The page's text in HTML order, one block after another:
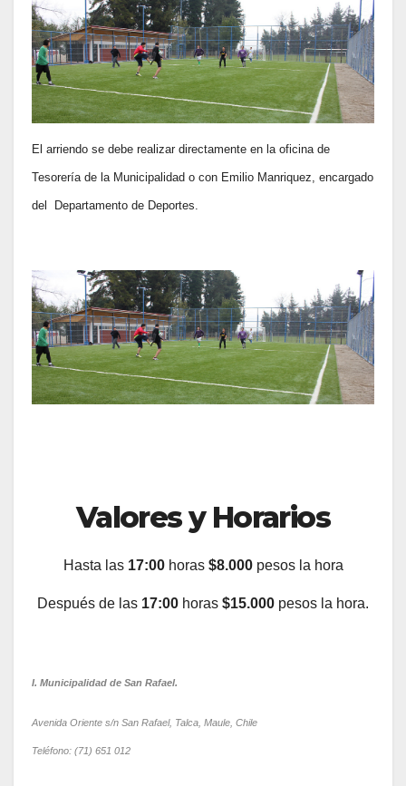
El arriendo se debe realizar directamente en la oficina de
Tesorería de la Municipalidad o con Emilio Manriquez, encargado
del Departamento de Deportes.
Valores y Horarios
Hasta las 17:00horas $8.000pesos la hora
Después de las 17:00 horas $15.000 pesos la hora.
I. Municipalidad de San Rafael.
Avenida Oriente s/n San Rafael, Talca, Maule, Chile
Teléfono: (71) 651 012